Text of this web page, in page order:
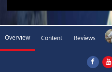
Overview Content Reviews